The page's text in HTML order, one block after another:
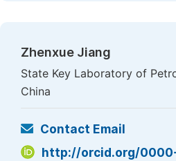
Zhenxue Jiang
State Key Laboratory of
China
Contact Email
http://orcid.org/